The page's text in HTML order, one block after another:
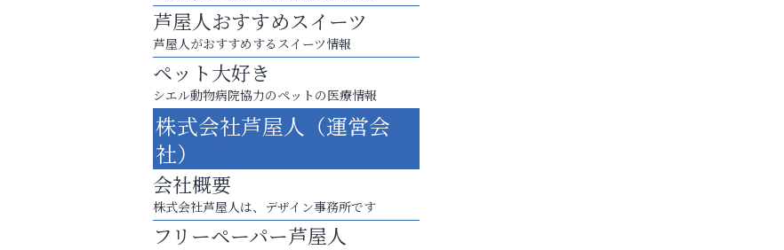
あなたらしく奏でる、音楽の時間
芦屋インターナショナルスク
ール
芦屋人おすすめスイーツ
芦屋人がおすすめするスイーツ情報
ペット大好き
シエル動物病院協力のペットの医療情報
株式会社芦屋人（運営会
社）
会社概要
株式会社芦屋人は、デザイン事務所です
フリーペーパー芦屋人